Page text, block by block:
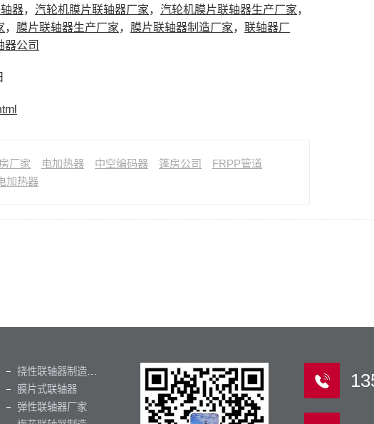
器， 汽轮机膜片联轴器厂家， 汽轮机膜片联轴器生产厂家，
， 膜片联轴器生产厂家， 膜片联轴器制造厂家， 联轴器厂
器公司
厂家 电加热器 中空编码器 篷房公司
FRPP管道
加热器
膜片式联轴器
弹性联轴器厂家